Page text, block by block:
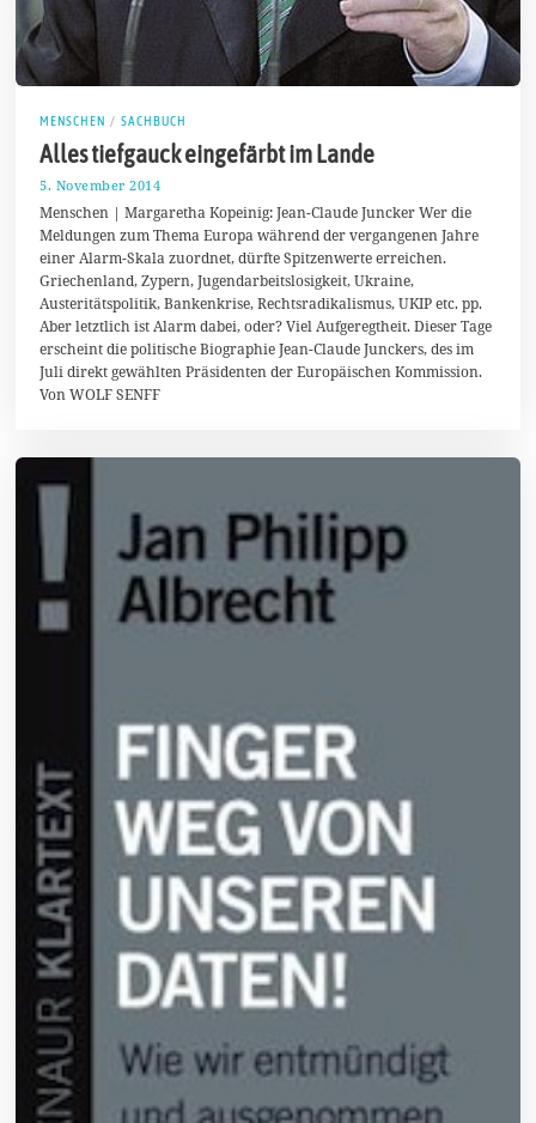
MENSCHEN / SACHBUCH
Alles tiefgauck eingefärbt im Lande
5. November 2014
.
N
o
v
e
m
b
e
r
2
Menschen | Margaretha Kopeinig: Jean-Claude Juncker Wer die
Meldungen zum Thema Europa während der vergangenen Jahre
einer Alarm-Skala zuordnet, dürfte Spitzenwerte erreichen.
Griechenland, Zypern, Jugendarbeitslosigkeit, Ukraine,
Austeritätspolitik, Bankenkrise, Rechtsradikalismus, UKIP etc. pp.
Aber letztlich ist Alarm dabei, oder? Viel Aufgeregtheit. Dieser Tage
erscheint die politische Biographie Jean-Claude Junckers, des im
Juli direkt gewählten Präsidenten der Europäischen Kommission.
Von WOLF SENFF